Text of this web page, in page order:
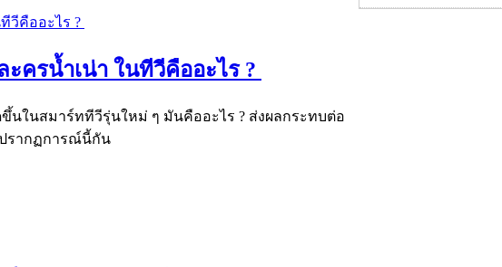
ครน้ำเน่า ในทีวีคืออะไร ?
ขึ้นในสมาร์ททีวีรุ่นใหม่ ๆ มันคืออะไร ? ส่งผลกระทบต่อ
ปรากฏการณ์นี้กัน